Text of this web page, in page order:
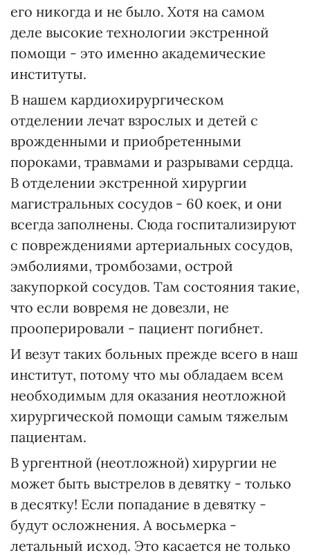
его никогда и не было. Хотя на самом
деле высокие технологии экстренной
помощи - это именно академические
институты.
В нашем кардиохирургическом
отделении лечат взрослых и детей с
врожденными и приобретенными
пороками, травмами и разрывами сердца.
В отделении экстренной хирургии
магистральных сосудов - 60 коек, и они
всегда заполнены. Сюда госпитализируют
с повреждениями артериальных сосудов,
эмболиями, тромбозами, острой
закупоркой сосудов. Там состояния такие,
что если вовремя не довезли, не
прооперировали - пациент погибнет.
И везут таких больных прежде всего в наш
институт, потому что мы обладаем всем
необходимым для оказания неотложной
хирургической помощи самым тяжелым
пациентам.
В ургентной (неотложной) хирургии не
может быть выстрелов в девятку - только
в десятку! Если попадание в девятку -
будут осложнения. А восьмерка -
летальный исход. Это касается не только